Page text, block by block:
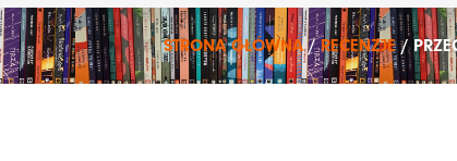
STRONA GŁÓWNA/RECENZJE/